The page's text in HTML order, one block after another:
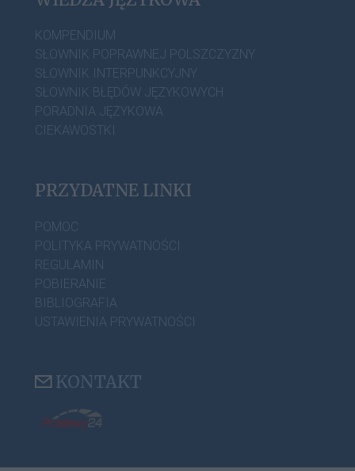
KOMPENDIUM
SŁOWNIK POPRAWNEJ POLSZCZYZNY
SŁOWNIK INTERPUNKCYJNY
SŁOWNIK BŁĘDÓW JĘZYKOWYCH
PORADNIA JĘZYKOWA
CIEKAWOSTKI
PRZYDATNE LINKI
POMOC
POLITYKA PRYWATNOŚCI
REGULAMIN
POBIERANIE
BIBLIOGRAFIA
USTAWIENIA PRYWATNOŚCI
KONTAKT